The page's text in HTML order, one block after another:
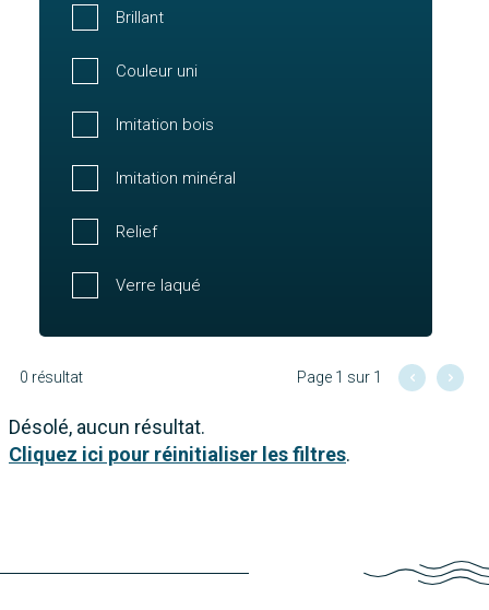
Brillant
Couleur uni
Imitation bois
Imitation minéral
Relief
Verre laqué
0 résultat Page 1 sur 1
Désolé, aucun résultat.
Cliquez ici pour réinitialiser les filtres.